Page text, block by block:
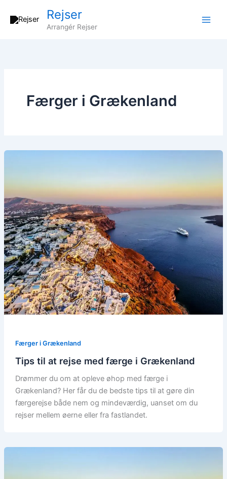
Rejser
Arrangér Rejser
Færger i Grækenland
Færger i Grækenland
Tips til at rejse med færge i Grækenland
Drømmer du om at opleve øhop med færge i
Grækenland? Her får du de bedste tips til at gøre din
færgerejse både nem og mindeværdig, uanset om du
rejser mellem øerne eller fra fastlandet.